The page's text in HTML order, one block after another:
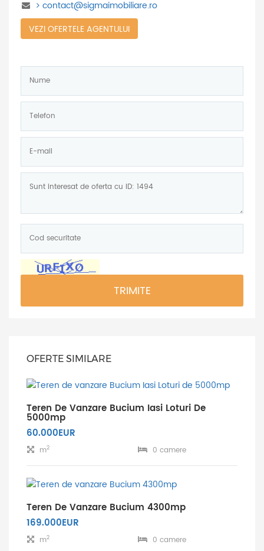
contact@sigmaimobiliare.ro
VEZI OFERTELE AGENTULUI
mail:
securitate:
*
TRIMITE
OFERTE SIMILARE
Teren De Vanzare Bucium Iasi Loturi De
5000mp
60.000EUR
m2 0 camere
Teren De Vanzare Bucium 4300mp
169.000EUR
m2 0 camere